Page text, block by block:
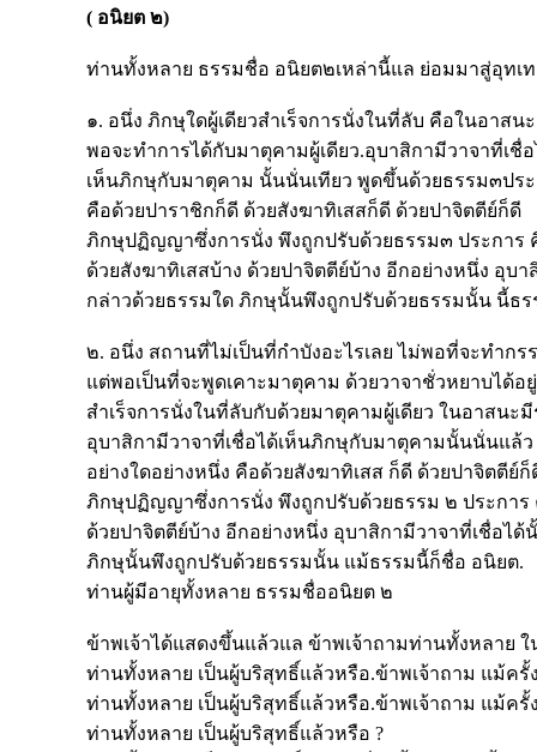
( อนิยต ๒)
ท่านทั้งหลาย ธรรมชื่อ อนิยต๒เหล่านี้แล ย่อมมาสู่อุทเ
๑. อนึ่ง ภิกษุใดผู้เดียวสำเร็จการนั่งในที่ลับ คือในอาสน
พอจะทำการได้กับมาตุคามผู้เดียว.อุบาสิกามีวาจาที่เชื่อ
เห็นภิกษุกับมาตุคาม นั้นนั่นเทียว พูดขึ้นด้วยธรรม๓ประ
คือด้วยปาราชิกก็ดี ด้วยสังฆาทิเสสก็ดี ด้วยปาจิตตีย์ก็ดี
ภิกษุปฏิญญาซึ่งการนั่ง พึงถูกปรับด้วยธรรม๓ ประการ
ด้วยสังฆาทิเสสบ้าง ด้วยปาจิตตีย์บ้าง อีกอย่างหนึ่ง อุบ
กล่าวด้วยธรรมใด ภิกษุนั้นพึงถูกปรับด้วยธรรมนั้น นี้ธ
๒. อนึ่ง สถานที่ไม่เป็นที่กำบังอะไรเลย ไม่พอที่จะทำกร
แต่พอเป็นที่จะพูดเคาะมาตุคาม ด้วยวาจาชั่วหยาบได้อ
สำเร็จการนั่งในที่ลับกับด้วยมาตุคามผู้เดียว ในอาสนะ
อุบาสิกามีวาจาที่เชื่อได้เห็นภิกษุกับมาตุคามนั้นนั่นแล้
อย่างใดอย่างหนึ่ง คือด้วยสังฆาทิเสส ก็ดี ด้วยปาจิตตีย์ก็
ภิกษุปฏิญญาซึ่งการนั่ง พึงถูกปรับด้วยธรรม ๒ ประการ
ด้วยปาจิตตีย์บ้าง อีกอย่างหนึ่ง อุบาสิกามีวาจาที่เชื่อได้
ภิกษุนั้นพึงถูกปรับด้วยธรรมนั้น แม้ธรรมนี้ก็ชื่อ อนิยต.
ท่านผู้มีอายุทั้งหลาย ธรรมชื่ออนิยต ๒
ข้าพเจ้าได้แสดงขึ้นแล้วแล ข้าพเจ้าถามท่านทั้งหลาย ใ
ท่านทั้งหลาย เป็นผู้บริสุทธิ์แล้วหรือ.ข้าพเจ้าถาม แม้ครั้
ท่านทั้งหลาย เป็นผู้บริสุทธิ์แล้วหรือ.ข้าพเจ้าถาม แม้ครั้
ท่านทั้งหลาย เป็นผู้บริสุทธิ์แล้วหรือ ?